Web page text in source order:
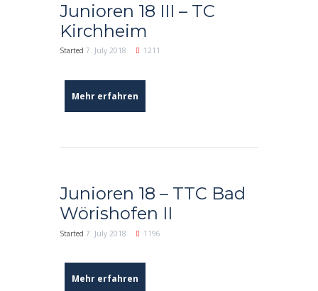
Junioren 18 III – TC
Kirchheim
Started 7. July 2018 1211
Mehr erfahren
Junioren 18 – TTC Bad
Wörishofen II
Started 7. July 2018 1196
Mehr erfahren